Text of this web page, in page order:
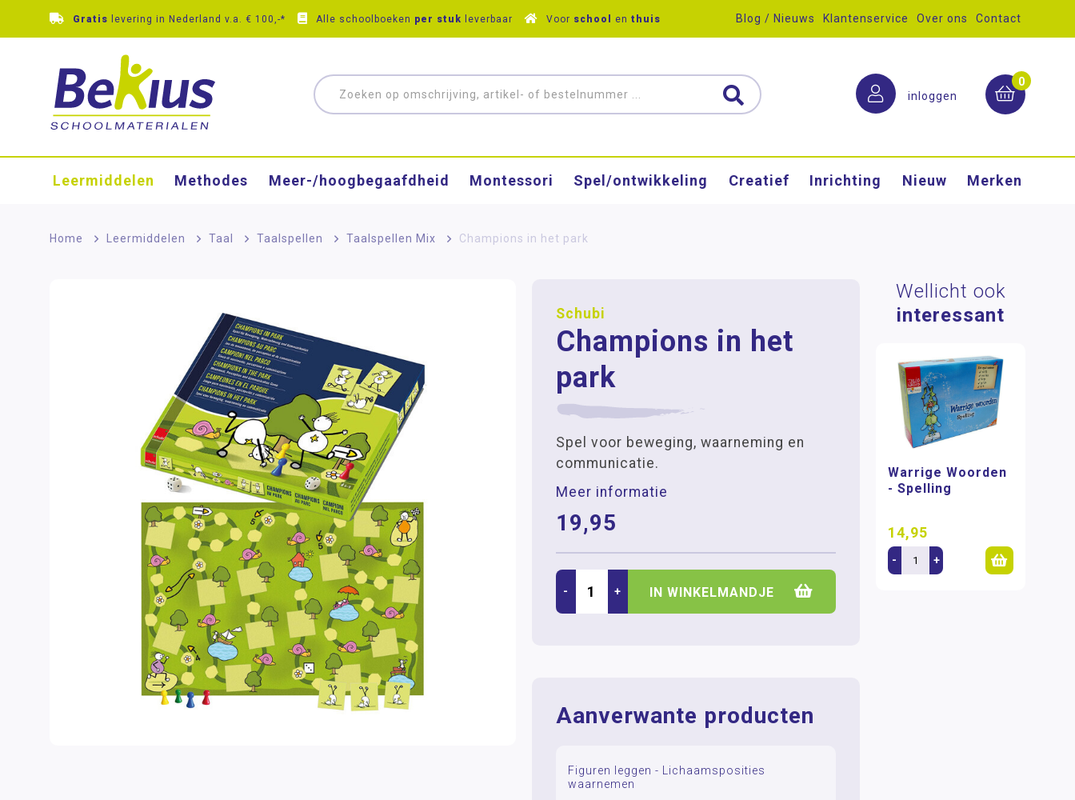
Gratis levering in Nederland v.a. € 100,-* Alle schoolboeken per stuk leverbaar Voor school en thuis Blog / Nieuws Klantenservice Over ons Contact
inloggen
0
Leermiddelen Methodes Meer-/hoog­begaafdheid Montessori Spel/ontwikkeling Creatief Inrichting Nieuw Merken
Home > Leermiddelen > Taal > Taalspellen > Taalspellen Mix > Champions in het park
Schubi
Champions in het
park
Spel voor beweging, waarneming en
communicatie.
Meer informatie
19,95
- + IN WINKELMANDJE
Aanverwante producten
Figuren leggen - Lichaamsposities
waarnemen
Wellicht ook
interessant
Warrige Woorden
- Spelling
14,95
- +